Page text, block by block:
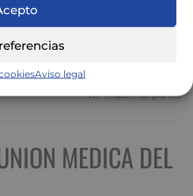
Aviso legal
Ver mapa más grande
MEDICA DEL